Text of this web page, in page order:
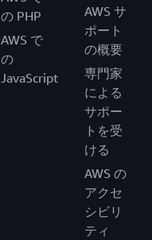
の PHP
AWS で
の
JavaScript
AWS サ
ポート
の概要
専門家
による
サポー
トを受
ける
AWS の
アクセ
シビリ
ティ